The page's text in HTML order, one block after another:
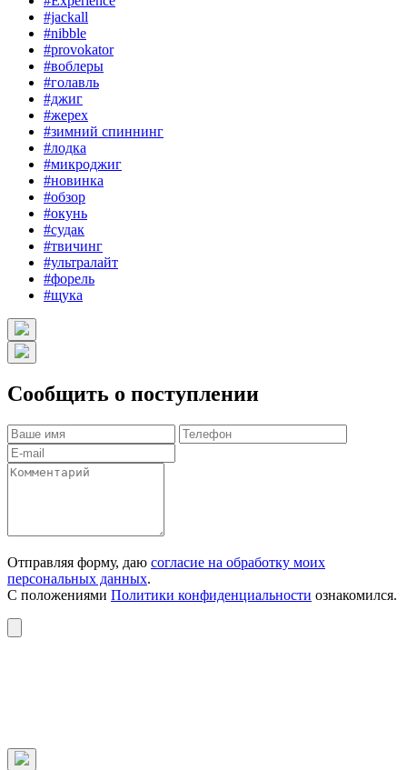
#jackall
#nibble
#provokator
#воблеры
#голавль
#джиг
#жерех
#зимний спиннинг
#лодка
#микроджиг
#новинка
#обзор
#окунь
#судак
#твичинг
#ультралайт
#форель
#щука
Сообщить о поступлении
Отправляя форму, даю согласие на обработку моих
персональных данных.
С положениями Политики конфиденциальности ознакомился.